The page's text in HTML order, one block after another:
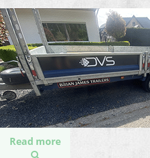
Read more